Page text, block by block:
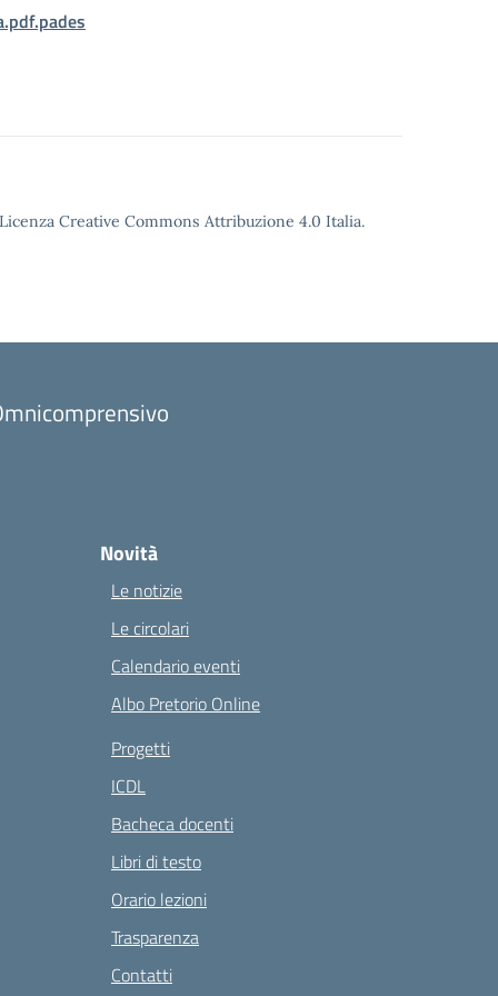
Creative Commons Attribuzione 4.0 Italia.
Novità
Le notizie
Le circolari
Calendario eventi
Albo Pretorio Online
Progetti
ICDL
Bacheca docenti
Libri di testo
Orario lezioni
Trasparenza
Contatti